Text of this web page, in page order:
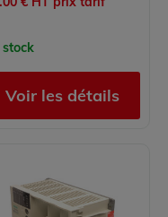
stock
Voir les détails